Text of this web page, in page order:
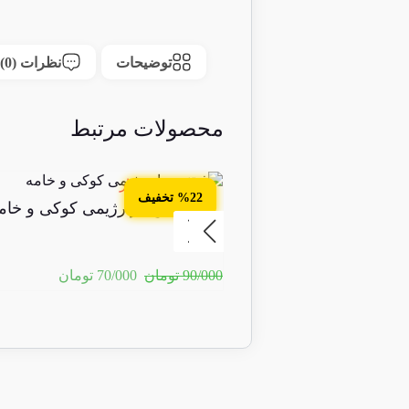
توضیحات نظرات (0)
محصولات مرتبط
%22 تخفیف
فیتنس بار رژیمی کوکی و
90/000 تومان 70/000 تومان